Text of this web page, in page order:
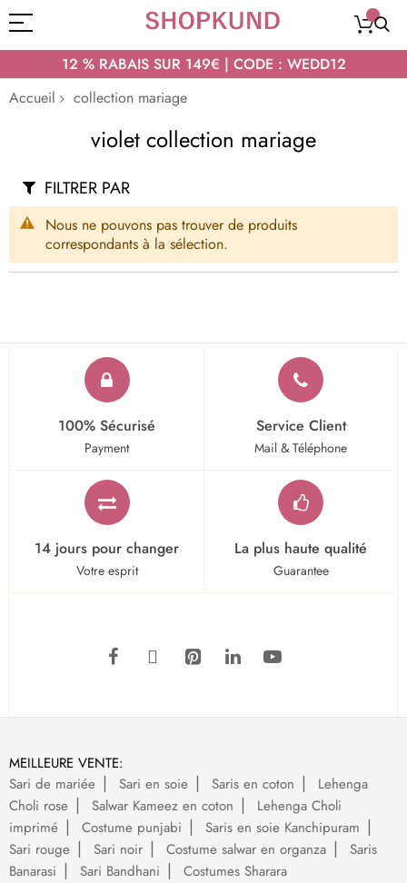
12 % RABAIS SUR 149€ | CODE : WEDD12
Accueil
collection mariage
violet collection mariage
Nous ne pouvons pas trouver de produits
correspondants à la sélection.
FILTRER PAR
100% Sécurisé
Payment
Service Client
Mail & Téléphone
14 jours pour changer
Votre esprit
La plus haute qualité
Guarantee
MEILLEURE VENTE:
Sari de mariée
Sari en soie Saris en coton
Lehenga
Choli rose
Salwar Kameez en coton
Lehenga Choli
imprimé
Costume punjabi
Saris en soie Kanchipuram
Sari rouge
Sari noir Costume salwar en organza
Saris
Banarasi
Sari Bandhani
Costumes Sharara